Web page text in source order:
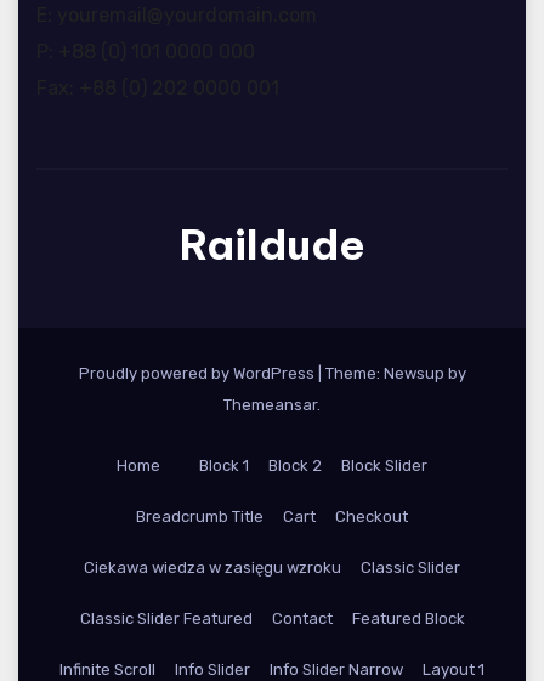
Raildude
Proudly powered by WordPress
Theme: Newsup by
Themeansar.
Home Block 1 Block 2 Block Slider
Breadcrumb Title Cart Checkout
Ciekawa wiedza w zasięgu wzroku Classic Slider
Classic Slider Featured Contact Featured Block
Infinite Scroll Info Slider Info Slider Narrow Layout 1